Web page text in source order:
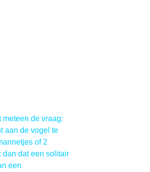
meteen de vraag:
aan de vogel te
of 2
dan dat een solitair
een